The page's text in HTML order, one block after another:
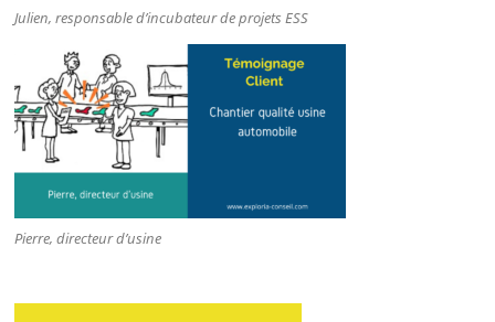
Julien, responsable d’incubateur de projets ESS
Pierre, directeur d’usine